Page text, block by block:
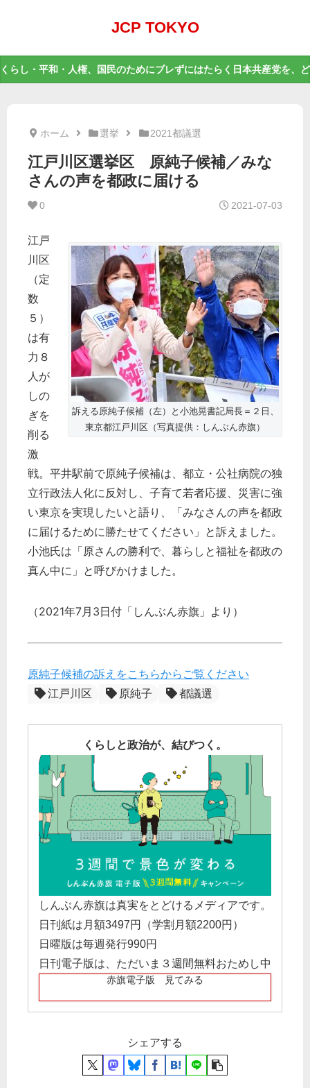
JCP TOKYO
くらし・平和・人権、国民のためにブレずにはたらく日本共産党を、
ホーム 選挙 2021都議選
江戸川区選挙区 原純子候補／みな
さんの声を都政に届ける
0 2021-07-03
訴える原純子候補（左）と小池晃書記局長＝２日、
東京都江戸川区（写真提供：しんぶん赤旗）
江戸
川区
（定
数
５）
は有
力８
人が
しの
ぎを
削る
激
戦。平井駅前で原純子候補は、都立・公社病院の独
立行政法人化に反対し、子育て若者応援、災害に強
い東京を実現したいと語り、「みなさんの声を都政
に届けるために勝たせてください」と訴えました。
小池氏は「原さんの勝利で、暮らしと福祉を都政の
真ん中に」と呼びかけました。
（2021年7月3日付「しんぶん赤旗」より）
原純子候補の訴えをこちらからご覧ください
江戸川区
原純子 都議選
くらしと政治が、結びつく。
しんぶん赤旗は真実をとどけるメディアです。
日刊紙は月額3497円（学割月額2200円）
日曜版は毎週発行990円
日刊電子版は、ただいま３週間無料おためし中
赤旗電子版 見てみる
シェアする